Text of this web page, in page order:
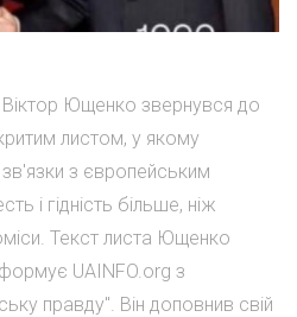
Віктор Ющенко звернувся до
листом, у якому
з європейським
і гідність більше, ніж
Текст листа Ющенко
UAINFO.org з
правду". Він доповнив свій